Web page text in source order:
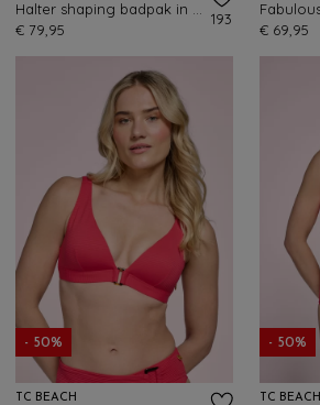
€ 79,95
193
€ 69,95
- 50%
TC BEACH
- 50%
TC BEACH